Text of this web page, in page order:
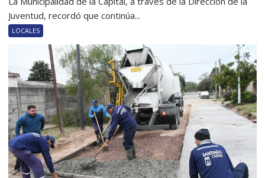
Juventud, recordó que continúa...
LOCALES